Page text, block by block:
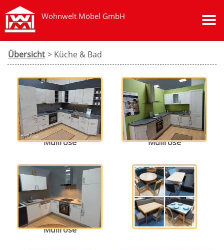
Wohnwelt Möbel GmbH
Übersicht > Küche & Bad
Ausstellungsküche in
Müllrose
Ausstellungsküche in
Müllrose
Ausstellungsküche in
Müllrose
Eckbankgruppen